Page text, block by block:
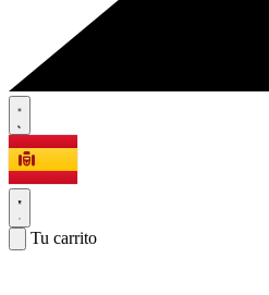
Tu carrito